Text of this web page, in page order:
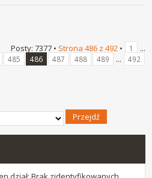
Posty: 7377 • Strona 486z 492• 1 ...
485 486 487 488 489 ... 492